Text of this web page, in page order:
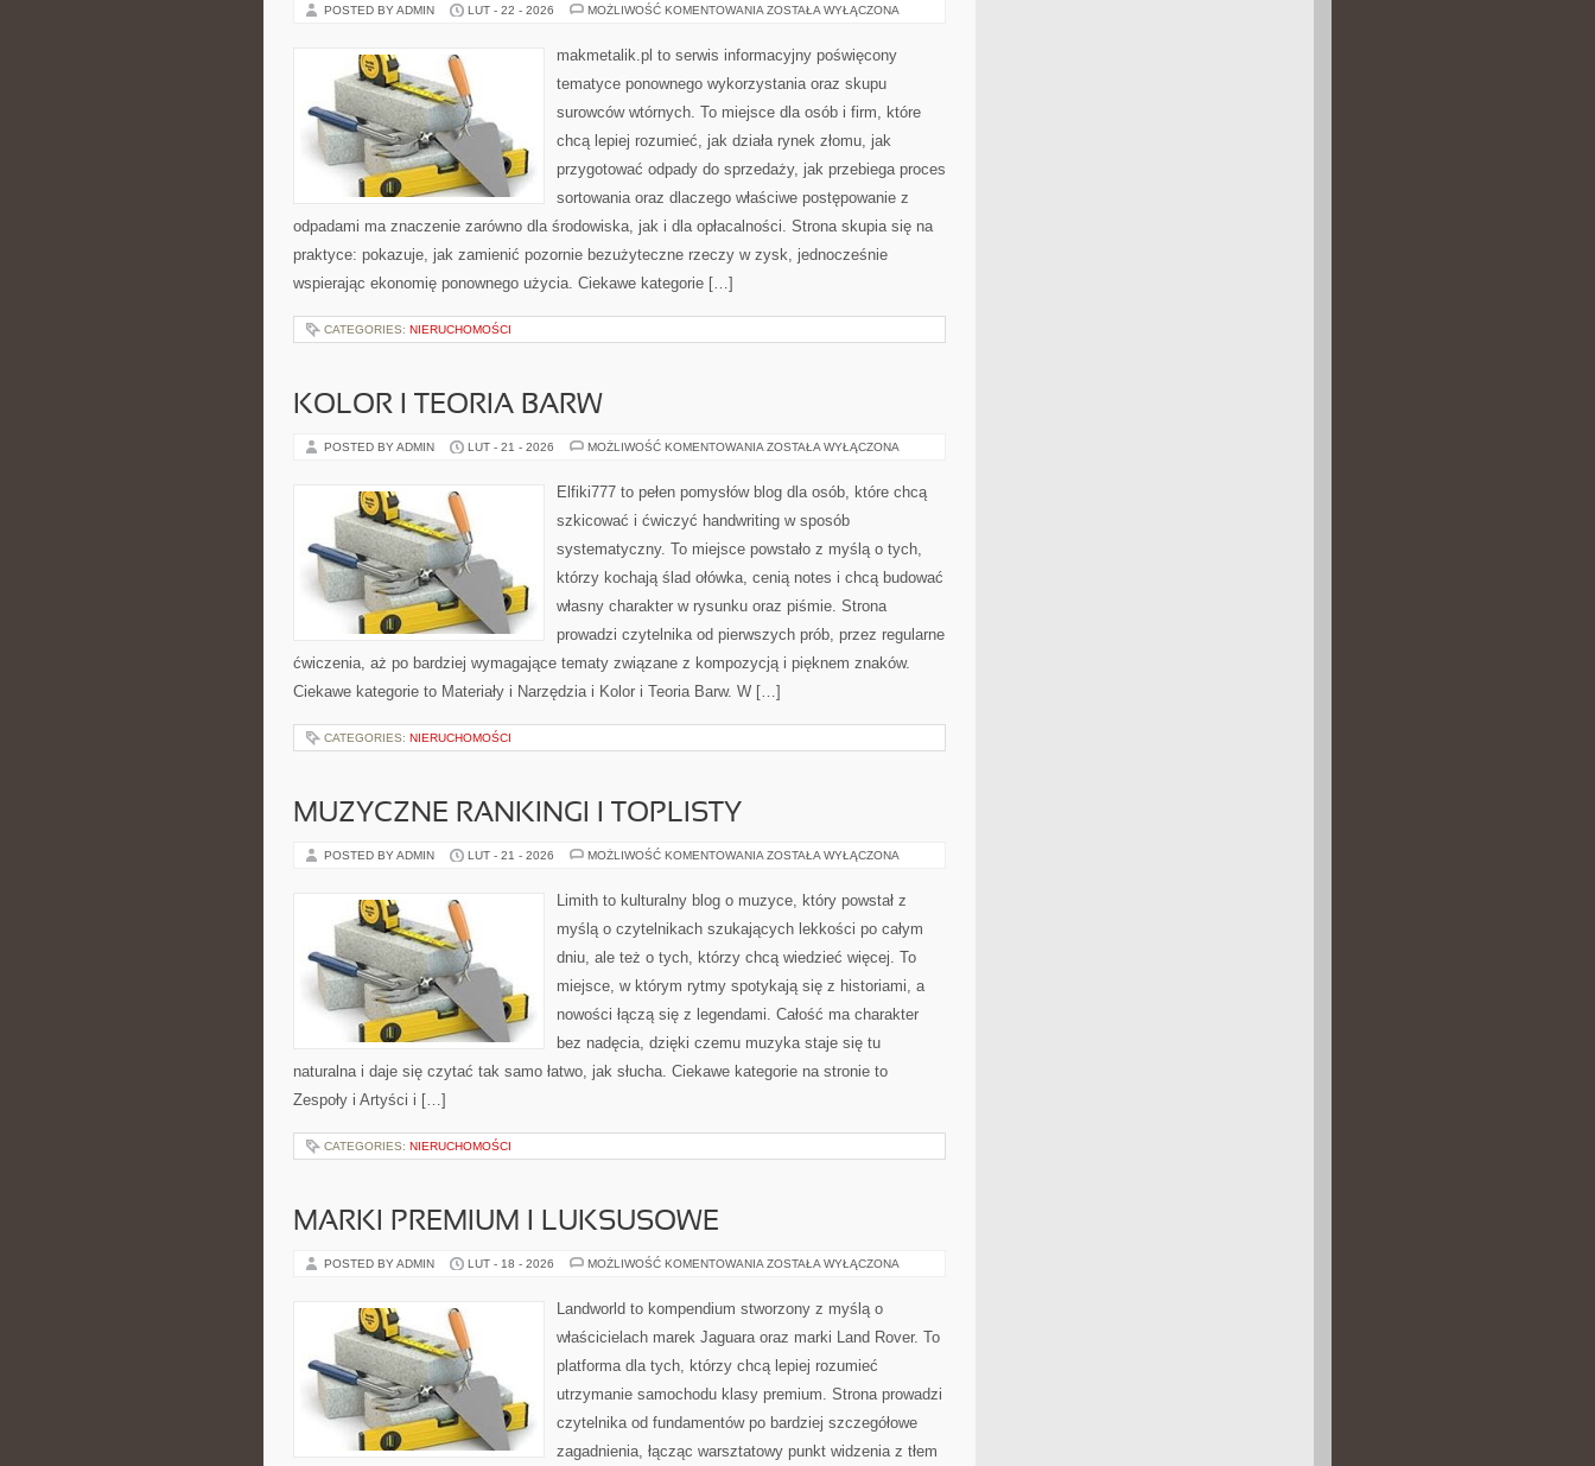
POSTED BY ADMIN LUT - 22 - 2026 MOŻLIWOŚĆ KOMENTOWANIA ODPADY
ZOSTAŁA WYŁĄCZONA
makmetalik.pl to serwis informacyjny poświęcony
tematyce ponownego wykorzystania oraz skupu
surowców wtórnych. To miejsce dla osób i firm, które
chcą lepiej rozumieć, jak działa rynek złomu, jak
przygotować odpady do sprzedaży, jak przebiega proces
sortowania oraz dlaczego właściwe postępowanie z
odpadami ma znaczenie zarówno dla środowiska, jak i dla opłacalności. Strona skupia się na
praktyce: pokazuje, jak zamienić pozornie bezużyteczne rzeczy w zysk, jednocześnie
wspierając ekonomię ponownego użycia. Ciekawe kategorie […]
CATEGORIES: NIERUCHOMOŚCI
KOLOR I TEORIA BARW
POSTED BY ADMIN LUT - 21 - 2026 MOŻLIWOŚĆ KOMENTOWANIA KOLOR
BARW
ZOSTAŁA WYŁĄCZONA
Elfiki777 to pełen pomysłów blog dla osób, które chcą
szkicować i ćwiczyć handwriting w sposób
systematyczny. To miejsce powstało z myślą o tych,
którzy kochają ślad ołówka, cenią notes i chcą budować
własny charakter w rysunku oraz piśmie. Strona
prowadzi czytelnika od pierwszych prób, przez regularne
ćwiczenia, aż po bardziej wymagające tematy związane z kompozycją i pięknem znaków.
Ciekawe kategorie to Materiały i Narzędzia i Kolor i Teoria Barw. W […]
CATEGORIES: NIERUCHOMOŚCI
MUZYCZNE RANKINGI I TOPLISTY
POSTED BY ADMIN LUT - 21 - 2026 MOŻLIWOŚĆ KOMENTOWANIA MUZYCZNE
TOPLISTY
ZOSTAŁA WYŁĄCZONA
Limith to kulturalny blog o muzyce, który powstał z
myślą o czytelnikach szukających lekkości po całym
dniu, ale też o tych, którzy chcą wiedzieć więcej. To
miejsce, w którym rytmy spotykają się z historiami, a
nowości łączą się z legendami. Całość ma charakter
bez nadęcia, dzięki czemu muzyka staje się tu
naturalna i daje się czytać tak samo łatwo, jak słucha. Ciekawe kategorie na stronie to
Zespoły i Artyści i […]
CATEGORIES: NIERUCHOMOŚCI
MARKI PREMIUM I LUKSUSOWE
POSTED BY ADMIN LUT - 18 - 2026 MOŻLIWOŚĆ KOMENTOWANIA MARKI
ZOSTAŁA WYŁĄCZONA
Landworld to kompendium stworzony z myślą o
właścicielach marek Jaguara oraz marki Land Rover. To
platforma dla tych, którzy chcą lepiej rozumieć
utrzymanie samochodu klasy premium. Strona prowadzi
czytelnika od fundamentów po bardziej szczegółowe
zagadnienia, łącząc warsztatowy punkt widzenia z tłem